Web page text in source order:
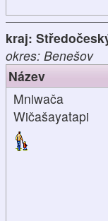
kraj:
okres: Benešov
Název
Mniwača
Wičašayatapi